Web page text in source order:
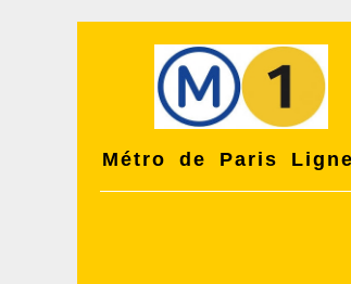
Métro de Paris